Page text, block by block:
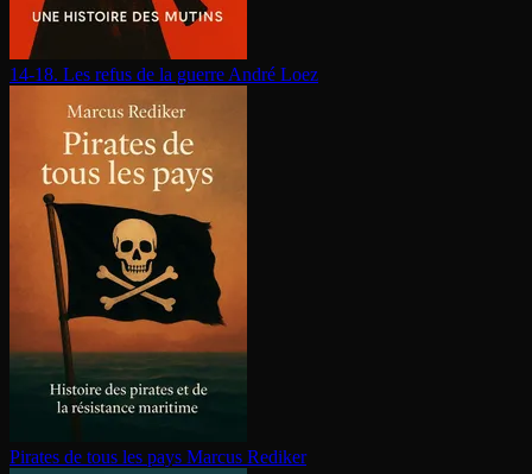
14-18. Les refus de la guerre André Loez
Pirates de tous les pays Marcus Rediker